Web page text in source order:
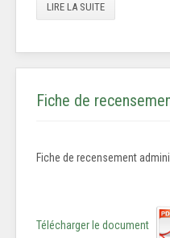
LIRE LA SUITE
Fiche de
Fiche de recensement
Télécharger le document